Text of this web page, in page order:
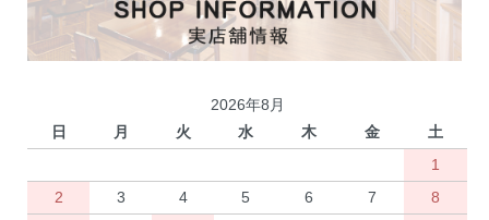
2026年8月
日
月 火 水 木 金
土
1
2
3 4 5 6 7
8